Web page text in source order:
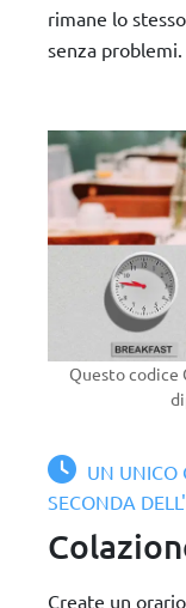
rimane lo
senza problemi.
UN UNICO
SECONDA
Create un
Questo codice